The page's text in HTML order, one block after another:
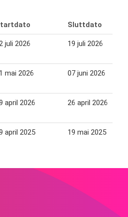
Sluttdato
juli 2026 19 juli 2026
mai 2026 07 juni 2026
april 2026 26 april 2026
april 2025 19 mai 2025